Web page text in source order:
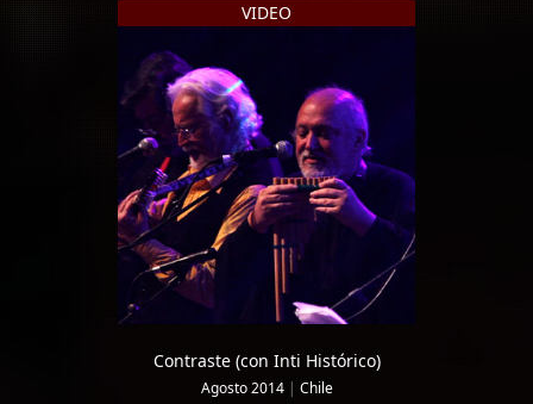
VIDEO
Contraste (con Inti Histórico)
Agosto 2014 | Chile